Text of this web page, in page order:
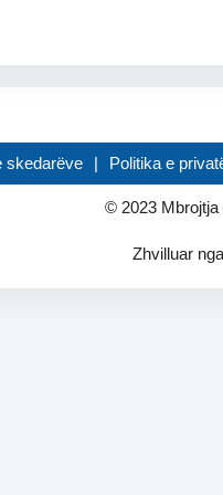
skedarëve Politika e
© 2023 Mbrojtja
Zhvilluar nga